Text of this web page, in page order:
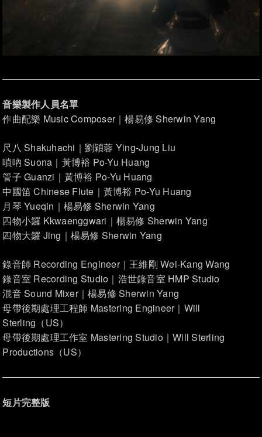
音樂製作人員名單
作曲配樂 Music Composer｜楊易修 Sherwin Yang
尺八 Shakuhachi｜劉穎蓉 Ying-Jung Liu
嗩吶 Suona｜黃博裕 Po-Yu Huang
管子 Guanzi｜黃博裕 Po-Yu Huang
中國笛 Chinese Flute｜黃博裕 Po-Yu Huang
月琴 Yueqin｜楊易修 Sherwin Yang
四物小鑼 Kkwaenggwari｜楊易修 Sherwin Yang
四物大鑼 Jing｜楊易修 Sherwin Yang
錄音師 Recording Engineer｜王維剛 Wei-Kang Wang
錄音室 Recording Studio｜浩世錄音室 HMP Studio
混音 Sound Mixer｜楊易修 Sherwin Yang
母帶後期處理工程師 Mastering Engineer｜Will
Sterling（US）
母帶後期處理工作室 Mastering Studio｜Will Sterling
Productions（US）
短片完整版